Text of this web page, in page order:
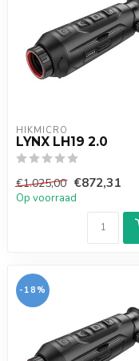
HIKMICRO
LYNX LH19 2.0
€1.025,00 €872,31
Op voorraad
-18%